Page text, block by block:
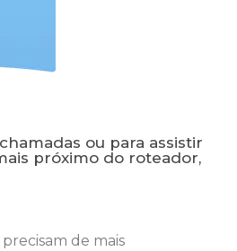
ou para assistir
próximo do roteador,
de mais